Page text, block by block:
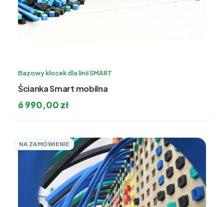
Bazowy klocek dla linii SMART
Ścianka Smart mobilna
6 990,00 zł
NA ZAMÓWIENIE